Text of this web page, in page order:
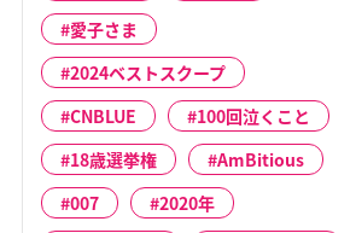
愛子さま
2024ベストスクープ
CNBLUE
100回泣くこと
18歳選挙権
AmBitious
007
2020年